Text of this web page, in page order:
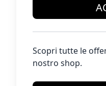
Scopri tutte le
nostro shop.